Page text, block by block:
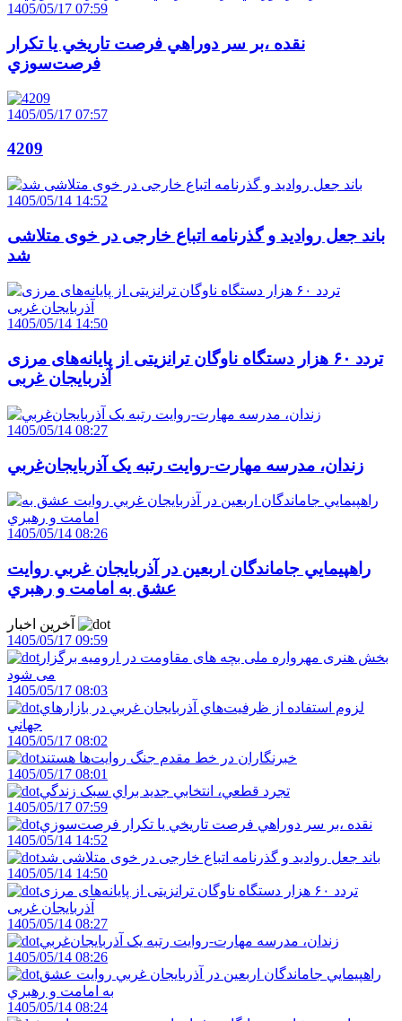
1405/05/17 07:59
نقده ،بر سر دوراهي فرصت تاريخي يا تکرار
فرصت‌سوزي
1405/05/17 07:57
4209
1405/05/14 14:52
باند جعل روادید و گذرنامه اتباع خارجی در خوی متلاشی
شد
1405/05/14 14:50
تردد ۶۰ هزار دستگاه ناوگان ترانزیتی از پایانه‌های مرزی
آذربایجان ‌غربی
1405/05/14 08:27
زندان، مدرسه مهارت-روايت رتبه يک آذربايجان‌غربي
1405/05/14 08:26
راهپيمايي جاماندگان اربعين در آذربايجان غربي روايت
عشق به امامت و رهبري
1405/05/17 09:59
بخش هنری مهرواره ملی بچه های مقاومت در ارومیه برگزار
می شود
1405/05/17 08:03
لزوم استفاده از ظرفيت‌هاي آذربايجان غربي در بازارهاي
جهاني
1405/05/17 08:02
خبرنگاران در خط مقدم جنگ روايت‌ها هستند
1405/05/17 08:01
تجرد قطعي، انتخابي جديد براي سبک زندگي
1405/05/17 07:59
نقده ،بر سر دوراهي فرصت تاريخي يا تکرار فرصت‌سوزي
1405/05/14 14:52
باند جعل روادید و گذرنامه اتباع خارجی در خوی متلاشی شد
1405/05/14 14:50
تردد ۶۰ هزار دستگاه ناوگان ترانزیتی از پایانه‌های مرزی
آذربایجان ‌غربی
1405/05/14 08:27
زندان، مدرسه مهارت-روايت رتبه يک آذربايجان‌غربي
1405/05/14 08:26
راهپيمايي جاماندگان اربعين در آذربايجان غربي روايت عشق
به امامت و رهبري
1405/05/14 08:24